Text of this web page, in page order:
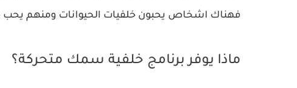
فهناك اشخاص يحبون خلفيات الحيوانات ومنهم يحب
ماذا يوفر برنامج خلفية سمك متحركة؟